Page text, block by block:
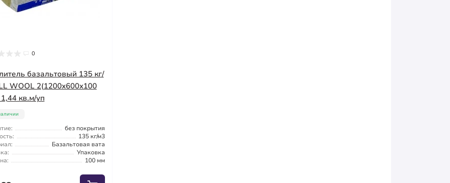
0
базальтовый 135 кг/
WOOL 2(1200x600x100
кв.м/уп
без покрытия
135 кг/м3
Базальтовая вата
Упаковка
100 мм